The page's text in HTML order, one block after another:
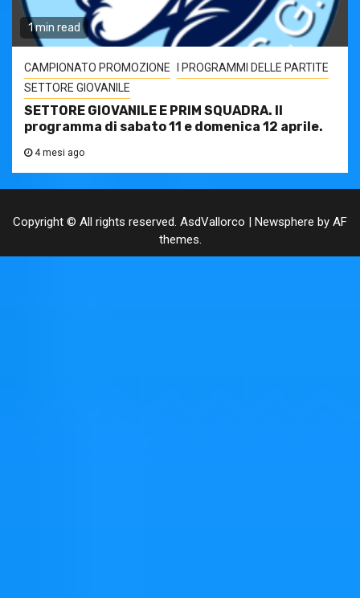
1 min read
CAMPIONATO PROMOZIONE
I PROGRAMMI DELLE PARTITE
SETTORE GIOVANILE
SETTORE GIOVANILE E PRIM SQUADRA. Il
programma di sabato 11 e domenica 12 aprile.
4 mesi ago
Copyright © All rights reserved. AsdVallorco | Newsphere by AF
themes.